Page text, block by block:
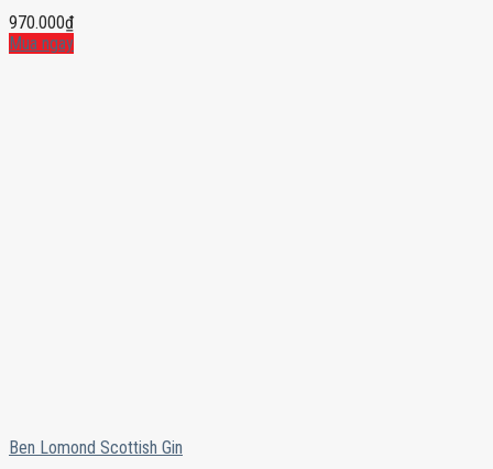
970.000₫
Mua ngay
Ben Lomond Scottish Gin